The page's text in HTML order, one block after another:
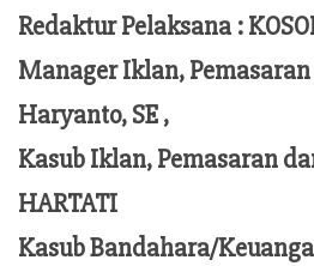
Redaktur Pelaksana :
Manager Iklan,
Haryanto, SE ,
Kasub Iklan, Pemasaran
HARTATI
Kasub Bandahara/